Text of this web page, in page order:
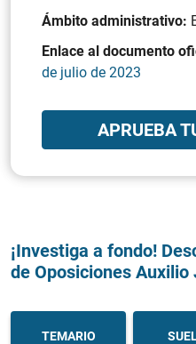
Ámbito administrativo:
Enlace al documento
de julio de 2023
APRUEBA
¡Investiga a fondo!
de Oposiciones Auxilio
TEMARIO